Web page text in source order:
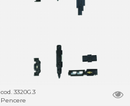
cod. 3320G.3
Pencere